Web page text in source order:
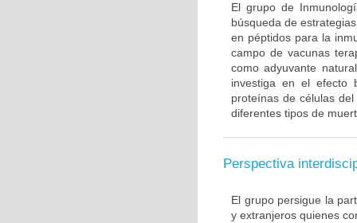
El grupo de
búsqueda de
en péptidos para la
campo de vacunas
como adyuvante
investiga en el efecto
proteínas de células
diferentes tipos de
Perspectiva
El grupo persigue la
y extranjeros quienes